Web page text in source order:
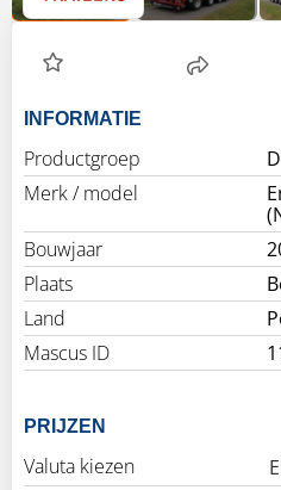
INFORMATIE
Productgroep
Merk / model
Bouwjaar
Plaats
Land
Mascus ID
PRIJZEN
Valuta kiezen